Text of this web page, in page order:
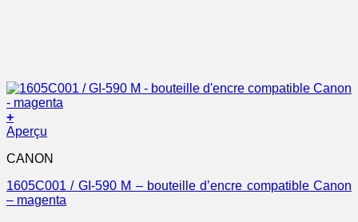
+
Aperçu
CANON
1605C001 / GI-590 M – bouteille d’encre compatible Canon
– magenta